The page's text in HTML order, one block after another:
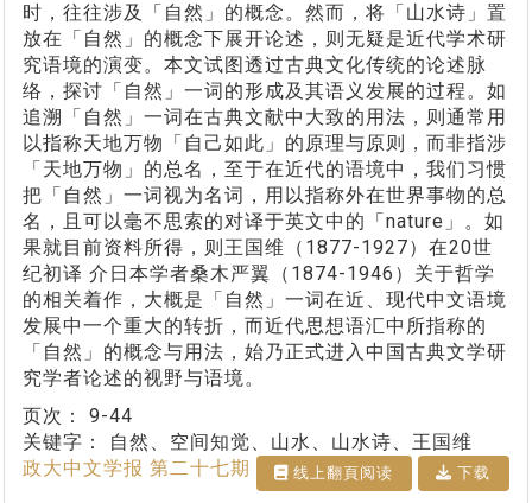
时，往往涉及「自然」的概念。然而，将「山水诗」置
放在「自然」的概念下展开论述，则无疑是近代学术研
究语境的演变。本文试图透过古典文化传统的论述脉
络，探讨「自然」一词的形成及其语义发展的过程。如
追溯「自然」一词在古典文献中大致的用法，则通常用
以指称天地万物「自己如此」的原理与原则，而非指涉
「天地万物」的总名，至于在近代的语境中，我们习惯
把「自然」一词视为名词，用以指称外在世界事物的总
名，且可以毫不思索的对译于英文中的「nature」。如
果就目前资料所得，则王国维（1877-1927）在20世
纪初译 介日本学者桑木严翼（1874-1946）关于哲学
的相关着作，大概是「自然」一词在近、现代中文语境
发展中一个重大的转折，而近代思想语汇中所指称的
「自然」的概念与用法，始乃正式进入中国古典文学研
究学者论述的视野与语境。
页次： 9-44
关键字：
自然、空间知觉、山水、山水诗、王国维
政大中文学报 第二十七期
线上翻⾴阅读 下载